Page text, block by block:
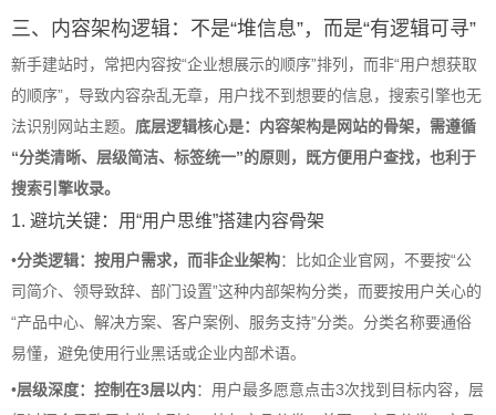
三、内容架构逻辑：不是“堆信息”，而是“有逻辑可寻”
新手建站时，常把内容按“企业想展示的顺序”排列，而非“用户想获取
的顺序”，导致内容杂乱无章，用户找不到想要的信息，搜索引擎也无
法识别网站主题。 底层逻辑核心是：内容架构是网站的骨架，需遵循
“分类清晰、层级简洁、标签统一”的原则，既方便用户查找，也利于
搜索引擎收录。
1. 避坑关键：用“用户思维”搭建内容骨架
•分类逻辑：按用户需求，而非企业架构：比如企业官网，不要按“公
司简介、领导致辞、部门设置”这种内部架构分类，而要按用户关心的
“产品中心、解决方案、客户案例、服务支持”分类。分类名称要通俗
易懂，避免使用行业黑话或企业内部术语。
•层级深度：控制在3层以内：用户最多愿意点击3次找到目标内容，层